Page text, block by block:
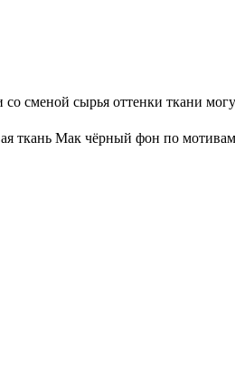
сменой сырья оттенки ткани
С 1
ткань Мак чёрный фон по